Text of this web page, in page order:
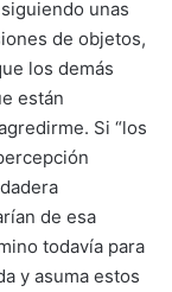
unas
de objetos,
los demás
están
Si “los
de esa
todavía para
y asuma estos